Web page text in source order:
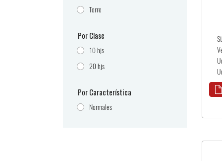
Torre
Por Clase
10 hjs
20 hjs
Por Característica
Normales